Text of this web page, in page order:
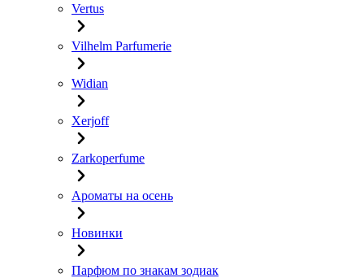
Vertus
Vilhelm Parfumerie
Widian
Xerjoff
Zarkoperfume
Ароматы на осень
Новинки
Парфюм по знакам зодиак